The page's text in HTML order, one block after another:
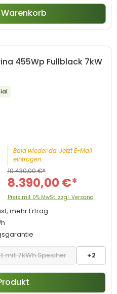
455Wp Fullblack 7kW
mit 7kWh Speicher +2
Bald wieder da. Jetzt E-Mail
eintragen.
8.390,00 €*
10.430,00 €*
Preis mit 0% MwSt. zzgl. Versand
mehr Ertrag